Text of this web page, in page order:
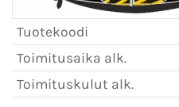
Tuotekoodi
Toimitusaika alk.
Toimituskulut alk.